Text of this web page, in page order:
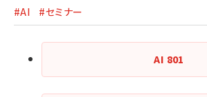
#AI #セミナー
AI 801